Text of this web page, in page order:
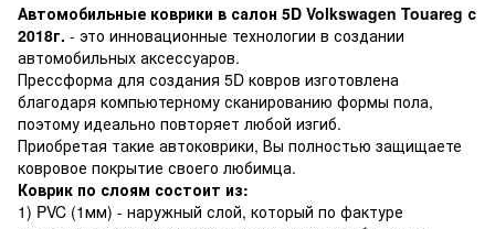
Автомобильные коврики в салон 5D Volkswagen Touareg с
2018г. - это инновационные технологии в создании
автомобильных аксессуаров.
Прессформа для создания 5D ковров изготовлена
благодаря компьютерному сканированию формы пола,
поэтому идеально повторяет любой изгиб.
Приобретая такие автоковрики, Вы полностью защищаете
ковровое покрытие своего любимца.
Коврик по слоям состоит из:
1) PVC (1мм) - наружный слой, который по фактуре